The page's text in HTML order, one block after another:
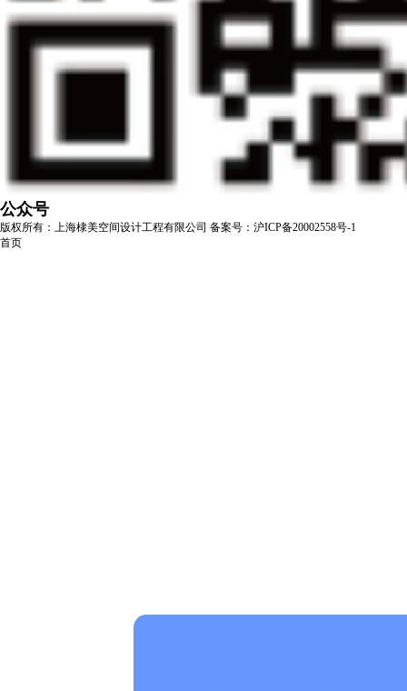
公众号
版权所有：上海棣美空间设计工程有限公司 备案号：沪ICP备20002558号-1
首页